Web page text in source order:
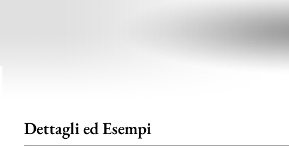
Dettagli ed Esempi